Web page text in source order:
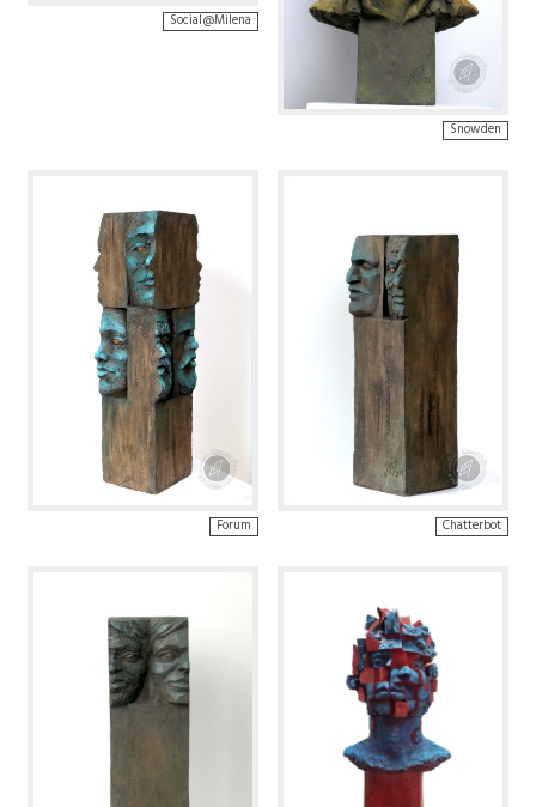
Social@Milena
Snowden
Forum Chatterbot